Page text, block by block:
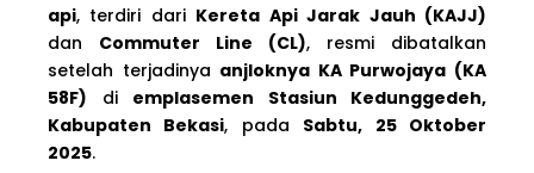
api, terdiri dari Kereta Api Jarak Jauh (KAJJ)
dan Commuter Line (CL), resmi dibatalkan
setelah terjadinya anjloknya KA Purwojaya (KA
58F) di emplasemen Stasiun Kedunggedeh,
Kabupaten Bekasi, pada Sabtu, 25 Oktober
2025.